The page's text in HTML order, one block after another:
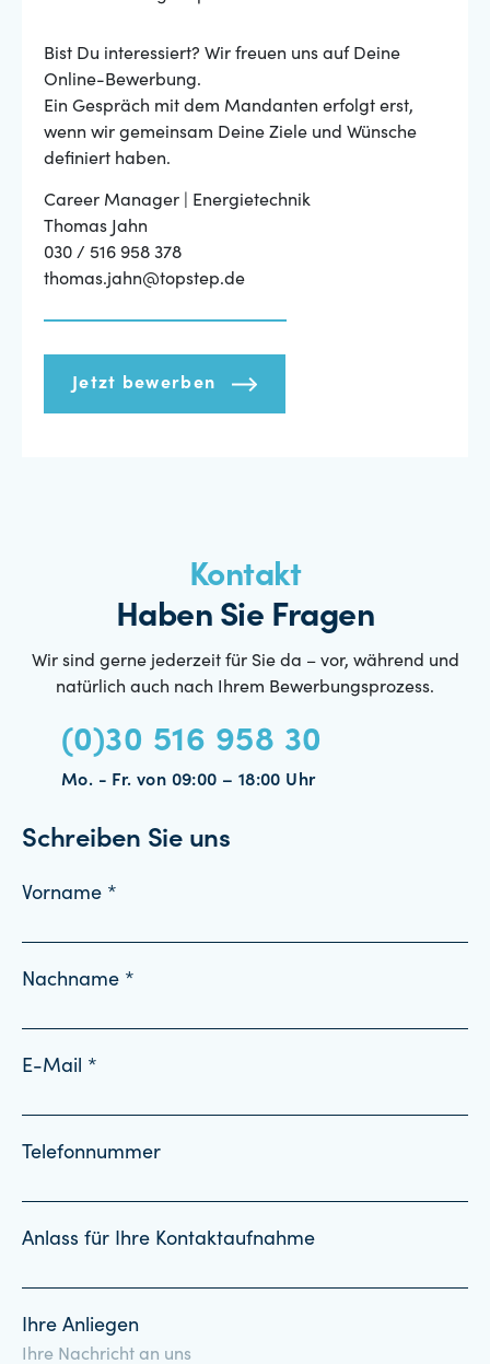
Bist Du interessiert? Wir freuen uns auf Deine
Online-Bewerbung.
Ein Gespräch mit dem Mandanten erfolgt erst,
wenn wir gemeinsam Deine Ziele und Wünsche
definiert haben.
Career Manager | Energietechnik
Thomas Jahn
030 / 516 958 378
thomas.jahn@topstep.de
Jetzt bewerben
Kontakt
Haben Sie Fragen
Wir sind gerne jederzeit für Sie da – vor, während und
natürlich auch nach Ihrem Bewerbungsprozess.
(0)30 516 958 30
Mo. - Fr. von 09:00 – 18:00 Uhr
Schreiben Sie uns
Vorname *
Nachname *
E-Mail *
Telefonnummer
Anlass für Ihre Kontaktaufnahme
Ihre Anliegen